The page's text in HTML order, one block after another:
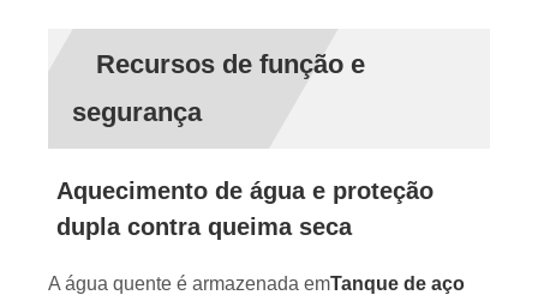
Recursos de função e
segurança
Aquecimento de água e proteção
dupla contra queima seca
A água quente é armazenada emTanque de aço